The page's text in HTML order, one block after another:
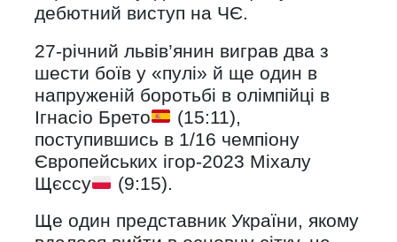
дебютний виступ на ЧЄ.
27-річний львів’янин виграв два з
шести боїв у «пулі» й ще один в
напруженій боротьбі в олімпійці в
Ігнасіо Брето
(15:11),
поступившись в 1/16 чемпіону
Європейських ігор-2023 Міхалу
Щєссу
(9:15).
Ще один представник України, якому